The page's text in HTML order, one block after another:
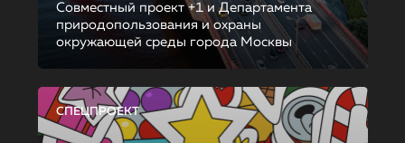
Совместный проект +1 и Департамента
природопользования и охраны
окружающей среды города Москвы
СПЕЦПРОЕКТ